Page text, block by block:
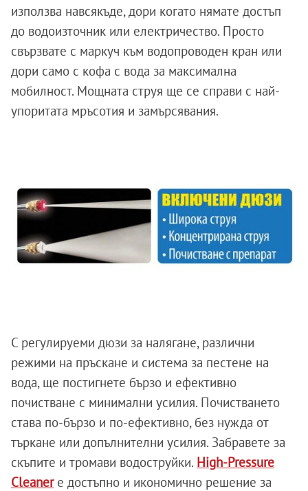
използва навсякъде, дори когато нямате достъп
до водоизточник или електричество. Просто
свързвате с маркуч към водопроводен кран или
дори само с кофа с вода за максимална
мобилност. Мощната струя ще се справи с най-
упоритата мръсотия и замърсявания.
С регулируеми дюзи за налягане, различни
режими на пръскане и система за пестене на
вода, ще постигнете бързо и ефективно
почистване с минимални усилия. Почистването
става по-бързо и по-ефективно, без нужда от
търкане или допълнителни усилия. Забравете за
скъпите и тромави водоструйки. High-Pressure
Cleanerе достъпно и икономично решение за